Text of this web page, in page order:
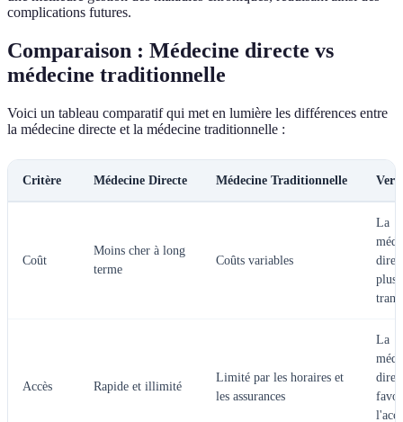
complications futures.
Comparaison : Médecine directe vs
médecine traditionnelle
Voici un tableau comparatif qui met en lumière les différences entre
la médecine directe et la médecine traditionnelle :
Critère Médecine Directe Médecine Traditionnelle
Coût
Moins cher à long
terme
Coûts variables
La
plus
Accès Rapide et illimité
Limité par les horaires et
les assurances
La